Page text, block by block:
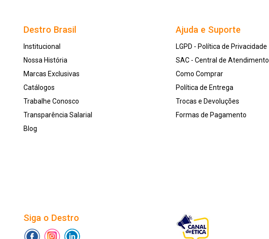
Destro Brasil
Institucional
Nossa História
Marcas Exclusivas
Catálogos
Trabalhe Conosco
Transparência Salarial
Blog
Ajuda e Suporte
LGPD - Política de Privacidade
SAC - Central de Atendimento
Como Comprar
Política de Entrega
Trocas e Devoluções
Formas de Pagamento
Siga o Destro